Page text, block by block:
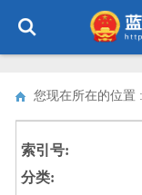
您现在所在的位置
索引号:
分类: